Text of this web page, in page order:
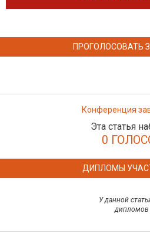
ПРОГОЛОСОВАТЬ
Конференция
Эта статья
0
ДИПЛОМЫ
У данной
дипломов